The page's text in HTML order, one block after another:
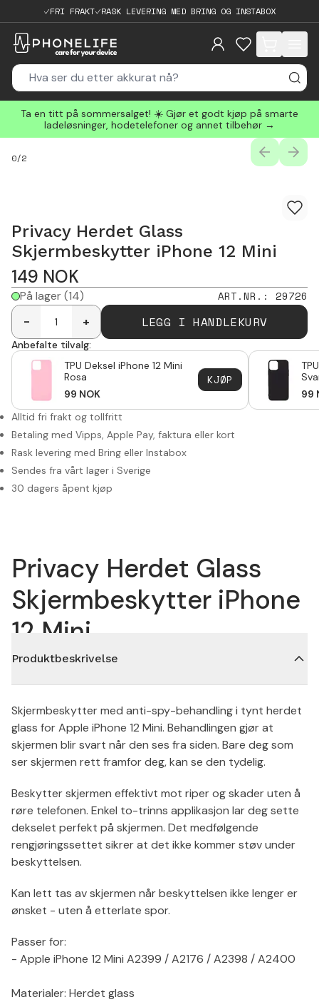
FRI FRAKT RASK LEVERING MED BRING OG INSTABOX
items in cart,
Ta en titt på sommersalget! ☀️ Gjør et godt kjøp på smarte
ladeløsninger, hodetelefoner og annet tilbehør →
0/2
Privacy Herdet Glass
Skjermbeskytter iPhone 12 Mini
149 NOK
På lager(14) ART.NR. : 29726
-
+ LEGG I HANDLEKURV
Anbefalte tilvalg:
TPU Deksel iPhone 12 Mini
Rosa
99 NOK
KJØP
99
Alltid fri frakt og tollfritt
Betaling med Vipps, Apple Pay, faktura eller kort
Rask levering med Bring eller Instabox
Sendes fra vårt lager i Sverige
30 dagers åpent kjøp
Privacy Herdet Glass
Skjermbeskytter iPhone
12 Mini
Produktbeskrivelse
Skjermbeskytter med anti-spy-behandling i tynt herdet
glass for Apple iPhone 12 Mini. Behandlingen gjør at
skjermen blir svart når den ses fra siden. Bare deg som
ser skjermen rett framfor deg, kan se den tydelig.
Beskytter skjermen effektivt mot riper og skader uten å
røre telefonen. Enkel to-trinns applikasjon lar deg sette
dekselet perfekt på skjermen. Det medfølgende
rengjøringssettet sikrer at det ikke kommer støv under
beskyttelsen.
Kan lett tas av skjermen når beskyttelsen ikke lenger er
ønsket - uten å etterlate spor.
Passer for:
- Apple iPhone 12 Mini A2399 / A2176 / A2398 / A2400
Materialer: Herdet glass